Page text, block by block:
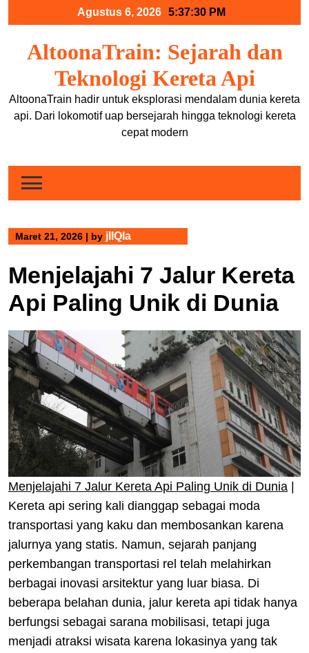
Agustus 6, 2026 5:37:31 PM
AltoonaTrain: Sejarah dan
Teknologi Kereta Api
AltoonaTrain hadir untuk eksplorasi mendalam dunia kereta
api. Dari lokomotif uap bersejarah hingga teknologi kereta
cepat modern
Maret 21, 2026 | by jIIQla
Menjelajahi 7 Jalur Kereta
Api Paling Unik di Dunia
Menjelajahi 7 Jalur Kereta Api Paling Unik di Dunia
Kereta api sering kali dianggap sebagai moda
transportasi yang kaku dan membosankan karena
jalurnya yang statis. Namun, sejarah panjang
perkembangan transportasi rel telah melahirkan
berbagai inovasi arsitektur yang luar biasa. Di
beberapa belahan dunia, jalur kereta api tidak hanya
berfungsi sebagai sarana mobilisasi, tetapi juga
menjadi atraksi wisata karena lokasinya yang tak